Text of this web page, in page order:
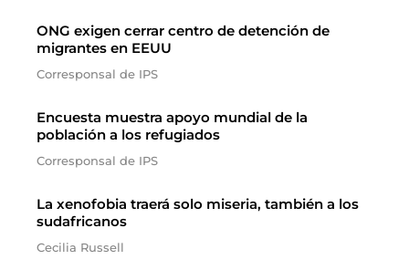
ONG exigen cerrar centro de detención de
migrantes en EEUU
Corresponsal de IPS
Encuesta muestra apoyo mundial de la
población a los refugiados
Corresponsal de IPS
La xenofobia traerá solo miseria, también a los
sudafricanos
Cecilia Russell